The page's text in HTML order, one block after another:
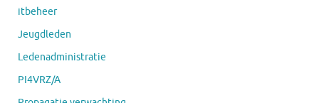
itbeheer
Jeugdleden
Ledenadministratie
PI4VRZ/A